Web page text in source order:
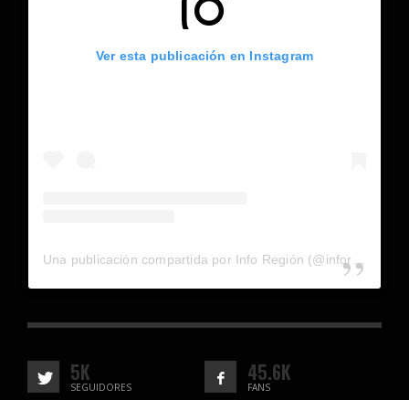
Ver esta publicación en Instagram
5K
SEGUIDORES
45.6K
FANS